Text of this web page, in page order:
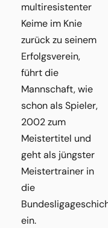
multiresistenter
Keime im Knie
zurück zu seinem
Erfolgsverein,
führt die
Mannschaft, wie
schon als Spieler,
2002 zum
Meistertitel und
geht als jüngster
Meistertrainer in
die
ein.